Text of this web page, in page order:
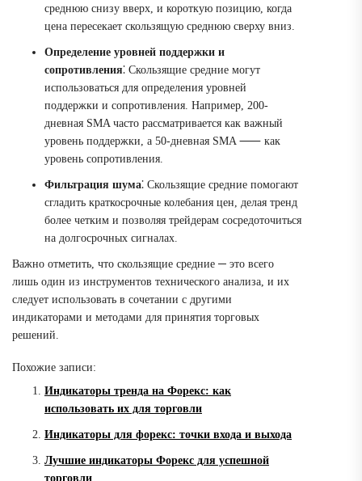
среднюю снизу вверх, и короткую позицию, когда
цена пересекает скользящую среднюю сверху вниз.
Определение уровней поддержки и
сопротивления⁚ Скользящие средние могут
использоваться для определения уровней
поддержки и сопротивления. Например, 200-
дневная SMA часто рассматривается как важный
уровень поддержки, а 50-дневная SMA ⸺ как
уровень сопротивления.
Фильтрация шума⁚ Скользящие средние помогают
сгладить краткосрочные колебания цен, делая тренд
более четким и позволяя трейдерам сосредоточиться
на долгосрочных сигналах.
Важно отметить, что скользящие средние ─ это всего
лишь один из инструментов технического анализа, и их
следует использовать в сочетании с другими
индикаторами и методами для принятия торговых
решений.
Похожие записи:
Индикаторы тренда на Форекс: как
использовать их для торговли
Индикаторы для форекс: точки входа и выхода
Лучшие индикаторы Форекс для успешной
торговли